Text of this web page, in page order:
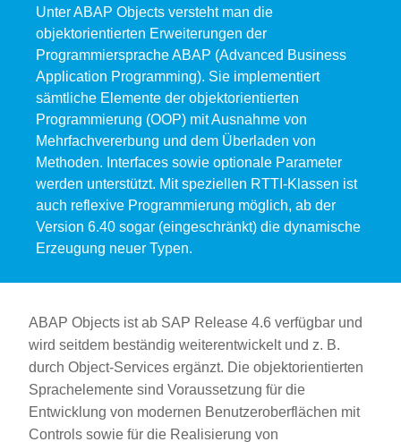
Unter ABAP Objects versteht man die
objektorientierten Erweiterungen der
Programmiersprache ABAP (Advanced Business
Application Programming). Sie implementiert
sämtliche Elemente der objektorientierten
Programmierung (OOP) mit Ausnahme von
Mehrfachvererbung und dem Überladen von
Methoden. Interfaces sowie optionale Parameter
werden unterstützt. Mit speziellen RTTI-Klassen ist
auch reflexive Programmierung möglich, ab der
Version 6.40 sogar (eingeschränkt) die dynamische
Erzeugung neuer Typen.
ABAP Objects ist ab SAP Release 4.6 verfügbar und
wird seitdem beständig weiterentwickelt und z. B.
durch Object-Services ergänzt. Die objektorientierten
Sprachelemente sind Voraussetzung für die
Entwicklung von modernen Benutzeroberflächen mit
Controls sowie für die Realisierung von